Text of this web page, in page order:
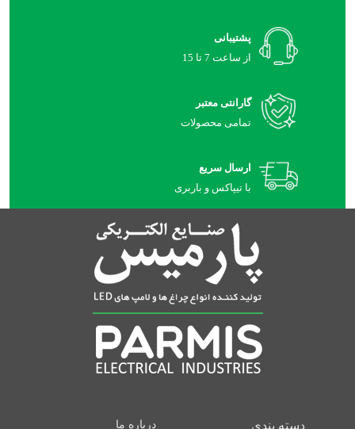
پشتیبانی
از ساعت 7 تا 15
گارانتی معتبر
تمامی محصولات
ارسال سریع
با تیپاکس و باربری
دسته بندی
درباره ما